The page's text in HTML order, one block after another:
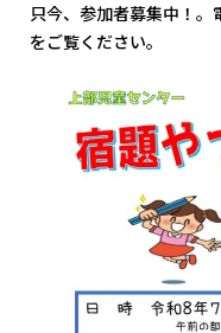
只今、参加者募集中！。
をご覧ください。